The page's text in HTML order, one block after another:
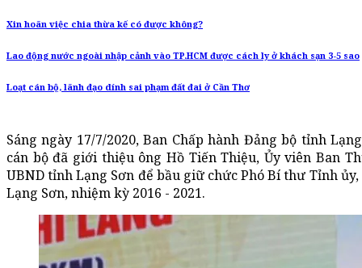
Xin hoãn việc chia thừa kế có được không?
Lao động nước ngoài nhập cảnh vào TP.HCM được cách ly ở khách sạn 3-5 sao
Loạt cán bộ, lãnh đạo dính sai phạm đất đai ở Cần Thơ
Sáng ngày 17/7/2020, Ban Chấp hành Đảng bộ tỉnh
cán bộ đã giới thiệu ông Hồ Tiến Thiệu, Ủy viên Ban
UBND tỉnh Lạng Sơn để bầu giữ chức Phó Bí thư Tỉnh
Lạng Sơn, nhiệm kỳ 2016 - 2021.